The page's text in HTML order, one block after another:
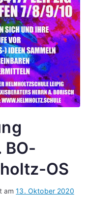
BO-
OS
am13. Oktober 2020